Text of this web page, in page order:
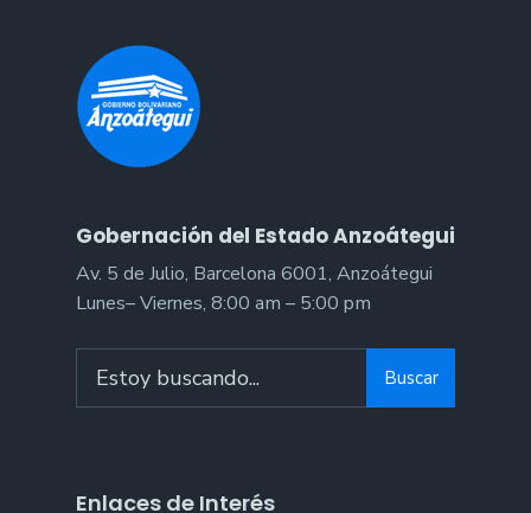
Gobernación del Estado Anzoátegui
Av. 5 de Julio, Barcelona 6001, Anzoátegui
Lunes– Viernes, 8:00 am – 5:00 pm
for:
Buscar
Enlaces de Interés